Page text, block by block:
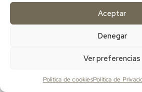
Aceptar
Denegar
Ver preferencias
Política de cookiesPolítica de